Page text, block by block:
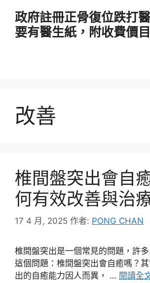
政府註冊正骨復位跌打
要有醫生紙，附收費價
改善
椎間盤突出會自
何有效改善與治
17 4 月, 2025 作者: PONG CHAN
椎間盤突出是一個常見的問題，許
這個問題：椎間盤突出會自癒嗎？
出的自癒能力因人而異， … 閱讀全